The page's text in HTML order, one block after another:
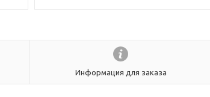
Информация для заказа